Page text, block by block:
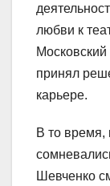
любви к
принял
карьере.
В то время,
Шевченко